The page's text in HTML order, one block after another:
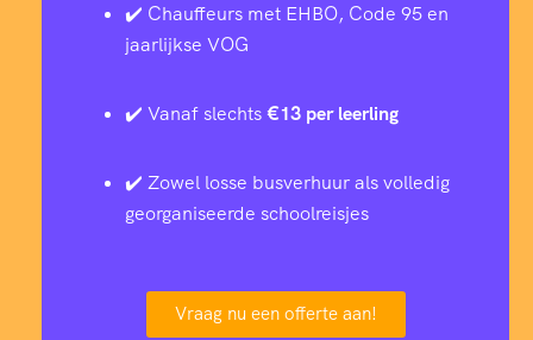
✔️ Chauffeurs met EHBO, Code 95 en
jaarlijkse VOG
✔️ Vanaf slechts€13 per leerling
✔️ Zowel losse busverhuur als volledig
georganiseerde schoolreisjes
Vraag nu een offerte aan!